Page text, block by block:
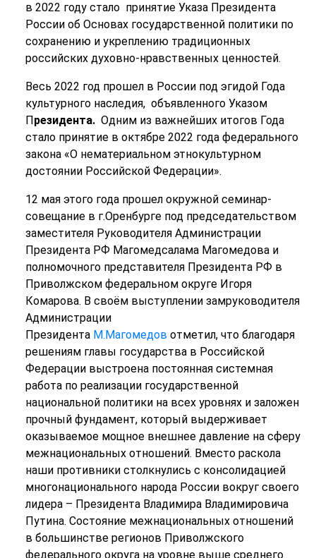
в 2022 году стало принятие Указа Президента
России об Основах государственной политики по
сохранению и укреплению традиционных
российских духовно-нравственных ценностей.
Весь 2022 год прошел в России под эгидой Года
культурного наследия, объявленного Указом
П резидента. Одним из важнейших итогов Года
стало принятие в октябре 2022 года федерального
закона «О нематериальном этнокультурном
достоянии Российской Федерации».
12 мая этого года прошел окружной семинар-
совещание в г.Оренбурге под председательством
заместителя Руководителя Администрации
Президента РФ Магомедсалама Магомедова и
полномочного представителя Президента РФ в
Приволжском федеральном округе Игоря
Комарова. В своём выступлении замруководителя
Администрации
Президента М.Магомедов отметил, что благодаря
решениям главы государства в Российской
Федерации выстроена постоянная системная
работа по реализации государственной
национальной политики на всех уровнях и заложен
прочный фундамент, который выдерживает
оказываемое мощное внешнее давление на сферу
межнациональных отношений. Вместо раскола
наши противники столкнулись с консолидацией
многонационального народа России вокруг своего
лидера – Президента Владимира Владимировича
Путина. Состояние межнациональных отношений
в большинстве регионов Приволжского
федерального округа на уровне выше среднего